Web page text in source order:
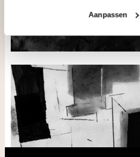
Aanpassen